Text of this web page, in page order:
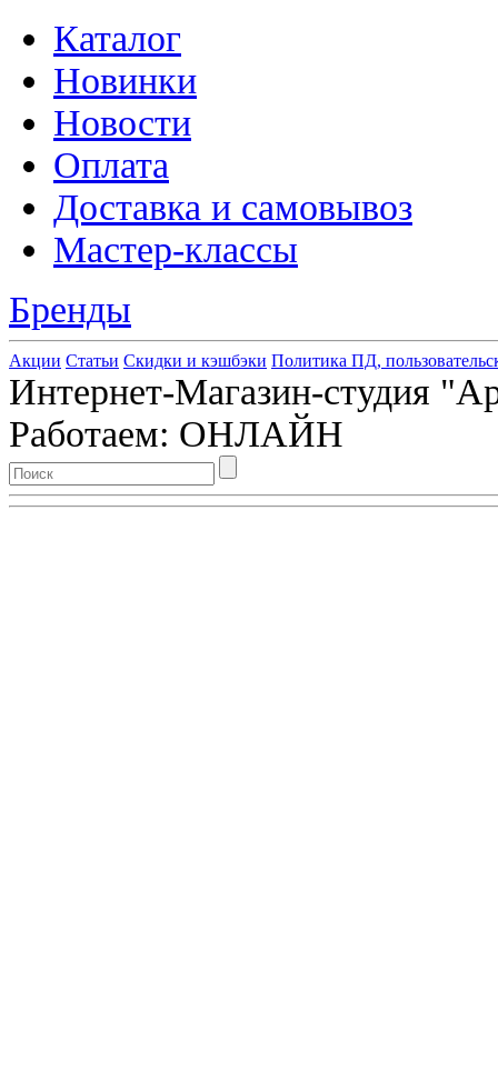
Каталог
Новинки
Новости
Оплата
Доставка и самовывоз
Мастер-классы
Бренды
Акции Статьи Скидки и кэшбэки Политика ПД,
Интернет-Магазин-студия
Работаем: ОНЛАЙН